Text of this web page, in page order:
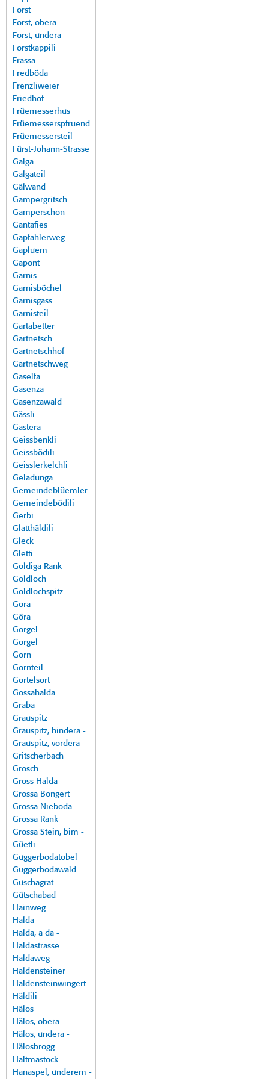
Forst
Forst, obera -
Forst, undera -
Forstkappili
Frassa
Fredböda
Frenzliweier
Friedhof
Früemesserhus
Früemesserspfruend
Früemessersteil
Fürst-Johann-Strasse
Galga
Galgateil
Gälwand
Gampergritsch
Gamperschon
Gantafies
Gapfahlerweg
Gapluem
Gapont
Garnis
Garnisböchel
Garnisgass
Garnisteil
Gartabetter
Gartnetsch
Gartnetschhof
Gartnetschweg
Gaselfa
Gasenza
Gasenzawald
Gässli
Gastera
Geissbenkli
Geissbödili
Geisslerkelchli
Geladunga
Gemeindeblüemler
Gemeindebödili
Gerbi
Glatthäldili
Gleck
Gletti
Goldiga Rank
Goldloch
Goldlochspitz
Gora
Göra
Gorgel
Gorgel
Gorn
Gornteil
Gortelsort
Gossahalda
Graba
Grauspitz
Grauspitz, hindera -
Grauspitz, vordera -
Gritscherbach
Grosch
Gross Halda
Grossa Bongert
Grossa Nieboda
Grossa Rank
Grossa Stein, bim -
Güetli
Guggerbodatobel
Guggerbodawald
Guschagrat
Gütschabad
Hainweg
Halda
Halda, a da -
Haldastrasse
Haldaweg
Haldensteiner
Haldensteinwingert
Häldili
Hälos
Hälos, obera -
Hälos, undera -
Hälosbrogg
Haltmastock
Hanaspel, underem -